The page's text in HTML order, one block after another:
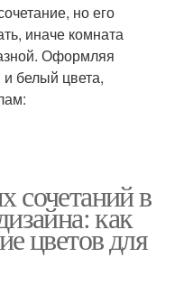
но его
иначе комната
Оформляя
белый цвета,
сочетаний в
как
цветов для